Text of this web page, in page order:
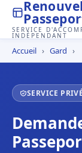
SERVICE
INDÉPENDANT
Accueil › Gard ›
SERVICE